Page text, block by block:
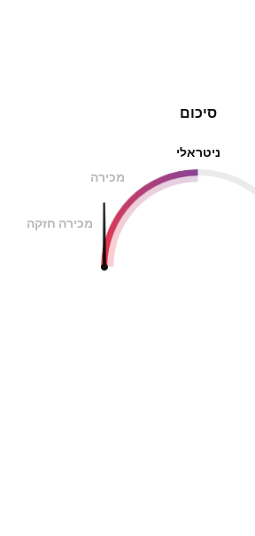
סיכום
ניטראלי
מכירה
מכירה חזקה